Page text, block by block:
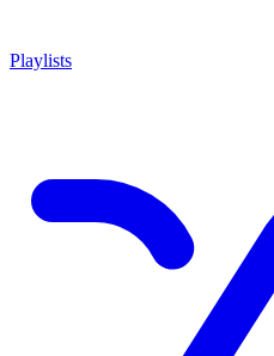
Playlists